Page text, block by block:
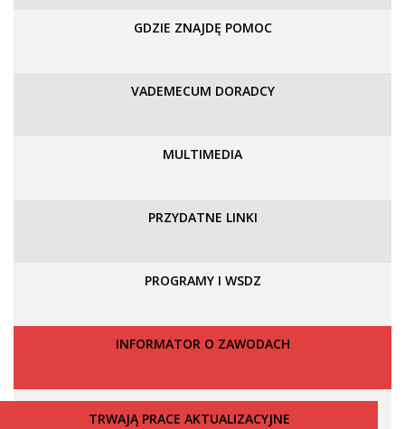
GDZIE ZNAJDĘ POMOC
VADEMECUM DORADCY
MULTIMEDIA
PRZYDATNE LINKI
PROGRAMY I WSDZ
INFORMATOR O ZAWODACH
TRWAJĄ PRACE AKTUALIZACYJNE